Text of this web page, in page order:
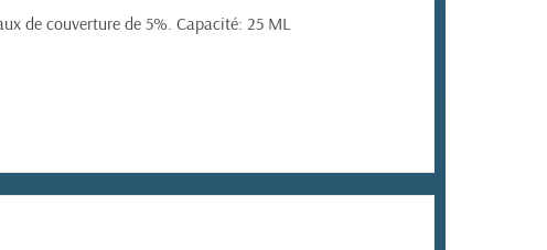
de couverture de 5%. Capacité: 25 ML